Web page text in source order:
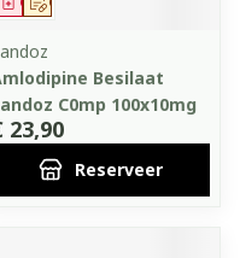
Besilaat
C0mp 100x10mg
23,90
Reserveer